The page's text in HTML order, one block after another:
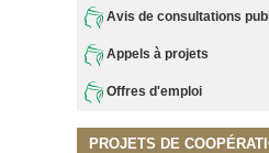
Avis de consultations
Appels à projets
Offres d'emploi
PROJETS DE